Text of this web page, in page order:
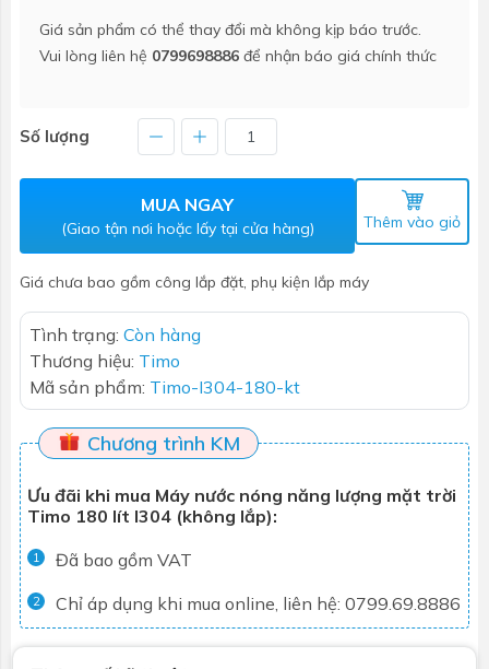
Giá sản phẩm có thể thay đổi mà không kịp báo trước.
Vui lòng liên hệ 0799698886 để nhận báo giá chính thức
Số lượng
MUA NGAY
(Giao tận nơi hoặc lấy tại cửa hàng) Thêm vào giỏ
Giá chưa bao gồm công lắp đặt, phụ kiện lắp máy
Tình trạng: Còn hàng
Thương hiệu: Timo
Mã sản phẩm: Timo-I304-180-kt
Chương trình KM
Ưu đãi khi mua Máy nước nóng năng lượng mặt trời
Timo 180 lít I304 (không lắp):
1 Đã bao gồm VAT
2 Chỉ áp dụng khi mua online, liên hệ: 0799.69.8886